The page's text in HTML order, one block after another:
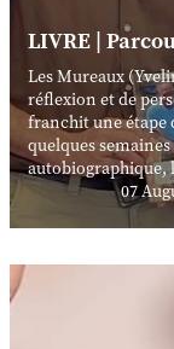
LIVRE |
Les Mureaux
réflexion et de
franchit une étape
quelques
autobiographique,
07